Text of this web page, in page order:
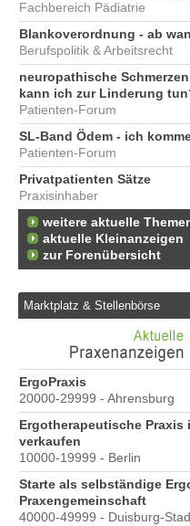
Fachbereich Pädiatrie
Blankoverordnung - ab
Berufspolitik & Arbeitsrecht
neuropathische
kann ich zur Linderung
Patienten-Forum
SL-Band Ödem - ich
Patienten-Forum
Privatpatienten Sätze
Praxisinhaber
weitere aktuelle
aktuelle Kleinanzeigen
zur Forenübersicht
Marktplatz & Stellenbörse
ErgoPraxis
20000-29999 - Ahrensburg
Ergotherapeutische Praxis
verkaufen
10000-19999 - Berlin
Starte als selbständige
Praxengemeinschaft
40000-49999 - Duisburg-